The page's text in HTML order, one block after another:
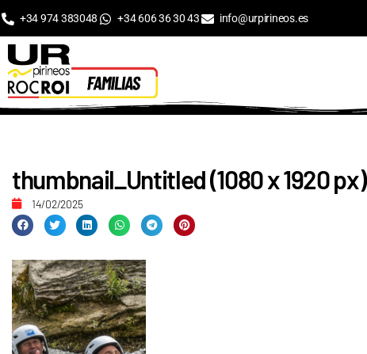
+34 974 383048 +34 606 36 30 43 info@urpirineos.es
thumbnail_Untitled (1080 x 1920 px)
14/02/2025